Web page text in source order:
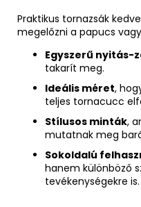
Praktikus tornazsák
megelőzni a papucs
Egyszerű nyitás-
takarít meg.
Ideális méret,
teljes tornacucc
Stílusos minták,
mutatnak meg
Sokoldalú
hanem különböző
tevékenységekre is.